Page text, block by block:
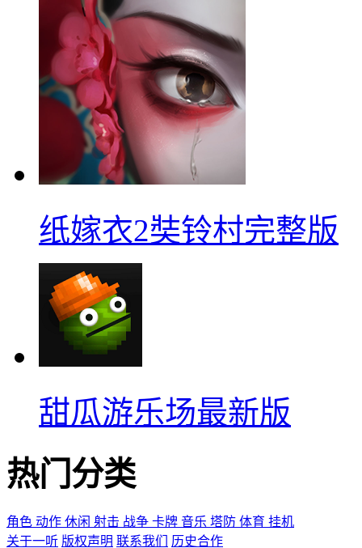
纸嫁衣2奘铃村完整版
甜瓜游乐场最新版
热门分类
角色 动作 休闲 射击 战争 卡牌 音乐 塔防 体育 挂机
关于一听 版权声明 联系我们 历史合作